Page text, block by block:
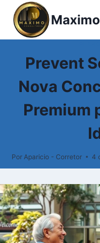
Maximo
Prevent
Nova
Premium
Por Aparicio - Corretor 4